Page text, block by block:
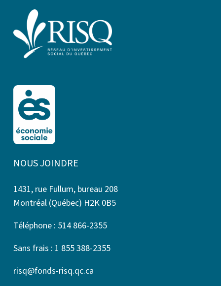
NOUS JOINDRE
1431, rue Fullum, bureau 208
Montréal (Québec) H2K 0B5
Téléphone : 514 866-2355
Sans frais : 1 855 388-2355
risq@fonds-risq.qc.ca